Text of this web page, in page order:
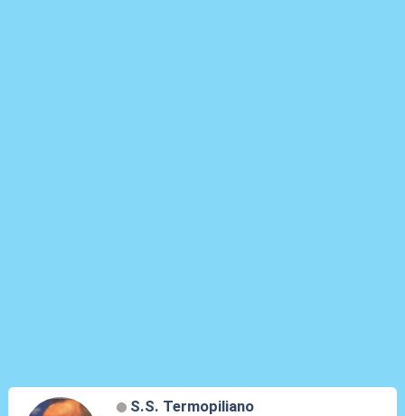
S.S. Termopiliano